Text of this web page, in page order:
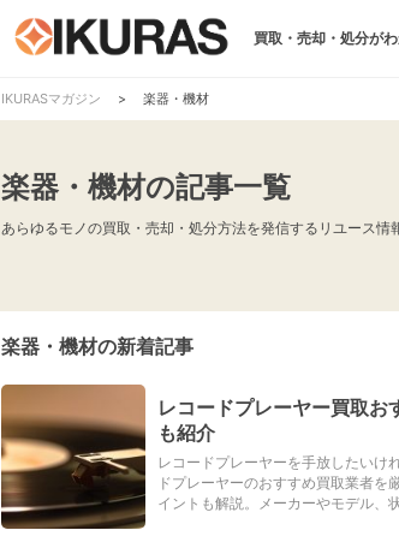
買取・売却・処分が
IKURASマガジン > 楽器・機材
楽器・機材の記事一覧
あらゆるモノの買取・売却・処分方法を発信するリユース
楽器・機材の新着記事
レコードプレーヤー買取
も紹介
レコードプレーヤーを手放したいけ
ドプレーヤーのおすすめ買取業者を
イントも解説。メーカーやモデル、